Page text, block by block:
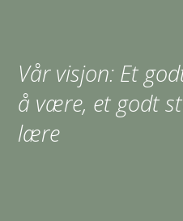
Vår visjon: Et
å være, et godt
lære